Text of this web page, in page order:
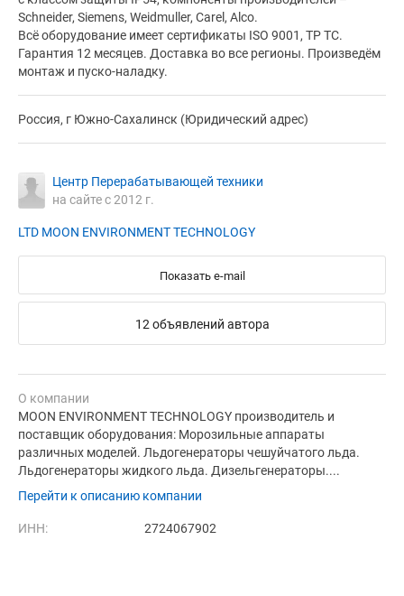
Schneider, Siemens, Weidmuller, Carel, Alco.
Всё оборудование имеет сертификаты ISO 9001, ТР ТС.
Гарантия 12 месяцев. Доставка во все регионы. Произведём
монтаж и пуско-наладку.
Россия, г Южно-Сахалинск (Юридический адрес)
Центр Перерабатывающей техники
на сайте с 2012 г.
LTD MOON ENVIRONMENT TECHNOLOGY
Показать e-mail
12 объявлений автора
О компании
MOON ENVIRONMENT TECHNOLOGY производитель и
поставщик оборудования: Морозильные аппараты
различных моделей. Льдогенераторы чешуйчатого льда.
Льдогенераторы жидкого льда. Дизельгенераторы....
Перейти к описанию компании
ИНН: 2724067902